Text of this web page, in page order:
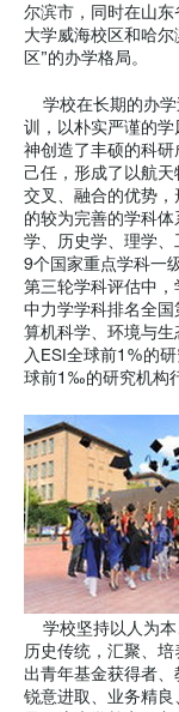
尔滨市，同时在山
大学威海校区和哈
区”的办学格局。
学校在长期的办学
训，以朴实严谨的
神创造了丰硕的科
己任，形成了以航
交叉、融合的优势
的较为完善的学科
学、历史学、理学
9个国家重点学科一
第三轮学科评估中
中力学学科排名全
算机科学、环境与
入ESI全球前1%的
球前1‰的研究机构
学校坚持以人为本
历史传统，汇聚、
出青年基金获得者
锐意进取、业务精